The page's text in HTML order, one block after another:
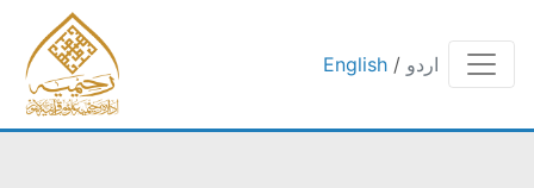
English / اردو